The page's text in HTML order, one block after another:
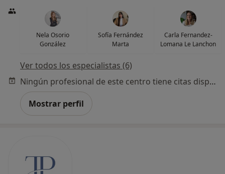
Nela Osorio
González
Sofía Fernández
Marta
Carla Fernandez-
Lomana Le Lanchon
Ver todos los especialistas (6)
Ningún profesional de este centro tiene citas disponibles
Mostrar perfil